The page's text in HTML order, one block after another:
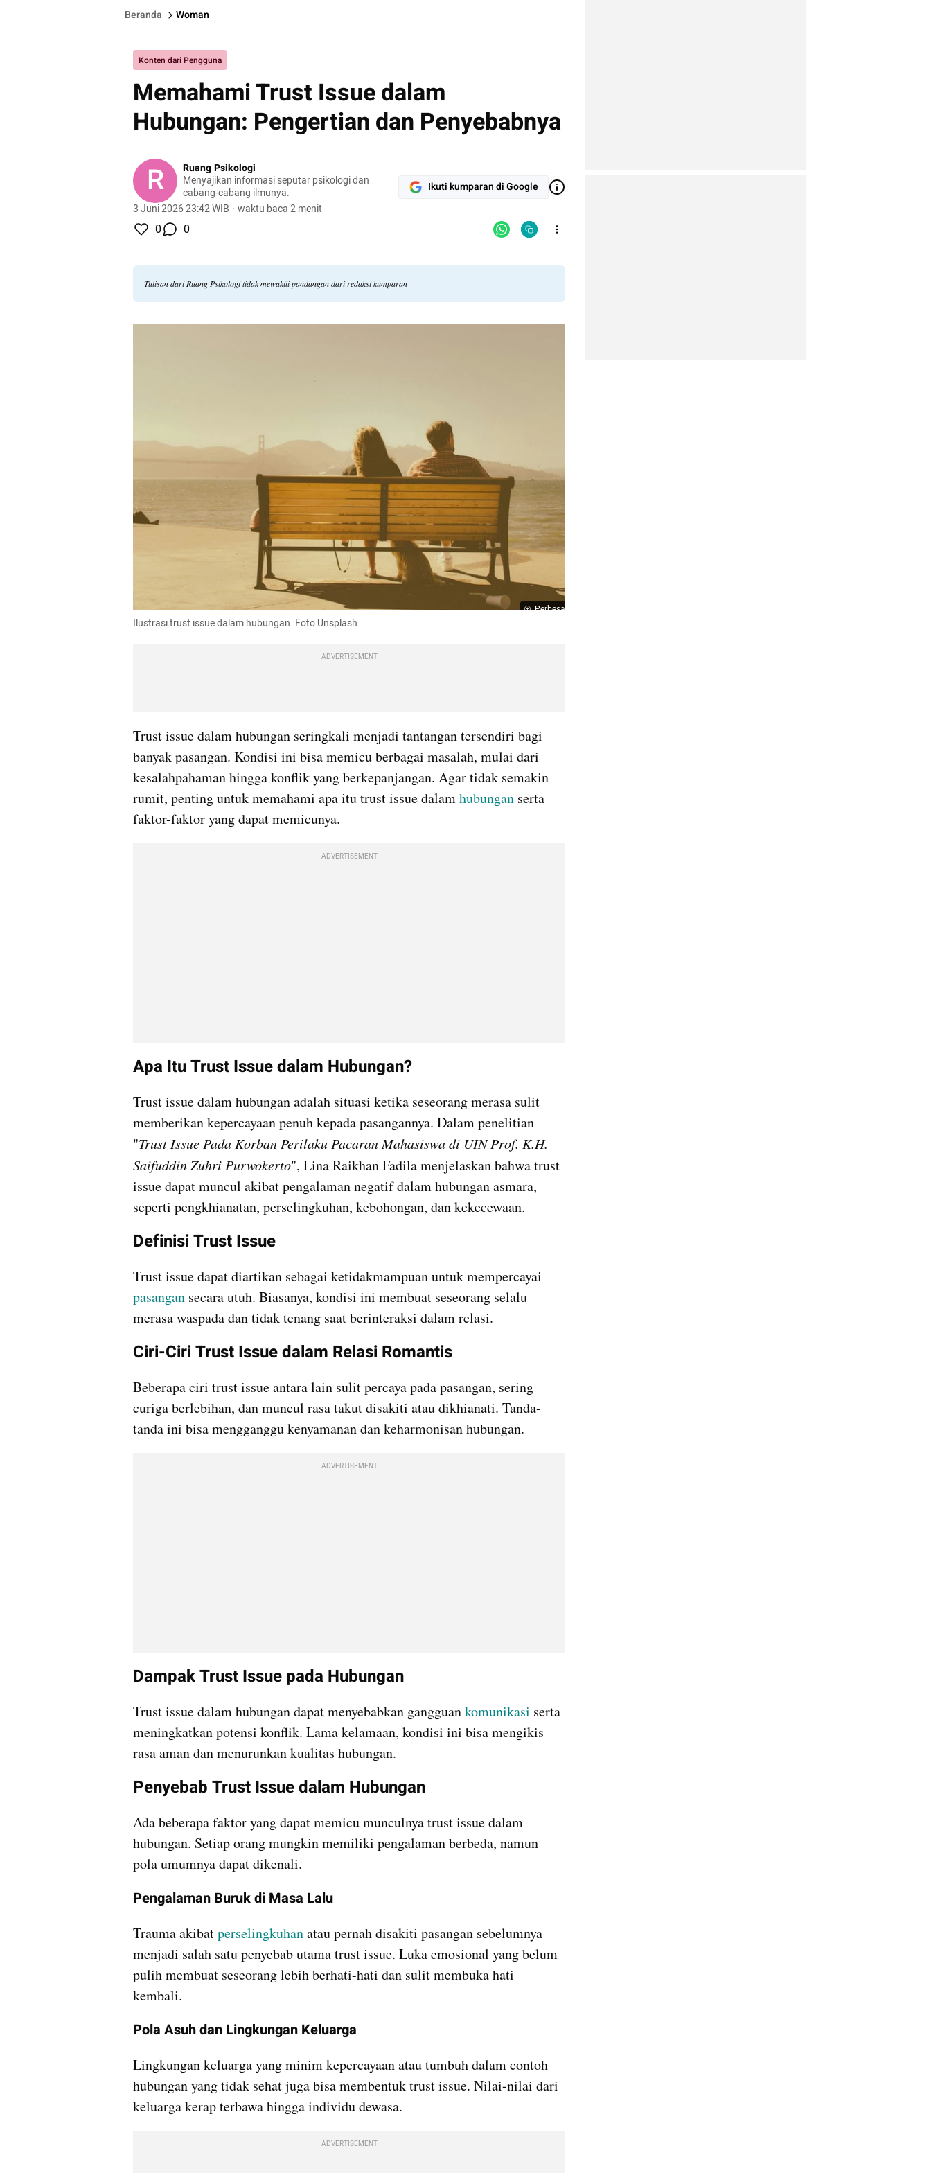
Beranda Woman
Konten dari Pengguna
Memahami Trust Issue dalam
Hubungan: Pengertian dan Penyebabnya
R
Ruang Psikologi
Menyajikan informasi seputar psikologi dan
cabang-cabang ilmunya.
3 Juni 2026 23:42 WIB · waktu baca 2 menit
Ikuti kumparan di Google
0 0
Tulisan dari Ruang Psikologi tidak mewakili pandangan dari redaksi kumparan
Perbesar
Ilustrasi trust issue dalam hubungan. Foto Unsplash.
ADVERTISEMENT
Trust issue dalam hubungan seringkali menjadi tantangan tersendiri bagi
banyak pasangan. Kondisi ini bisa memicu berbagai masalah, mulai dari
kesalahpahaman hingga konflik yang berkepanjangan. Agar tidak semakin
rumit, penting untuk memahami apa itu trust issue dalam hubungan serta
faktor-faktor yang dapat memicunya.
ADVERTISEMENT
Apa Itu Trust Issue dalam Hubungan?
Trust issue dalam hubungan adalah situasi ketika seseorang merasa sulit
memberikan kepercayaan penuh kepada pasangannya. Dalam penelitian
"Trust Issue Pada Korban Perilaku Pacaran Mahasiswa di UIN Prof. K.H.
Saifuddin Zuhri Purwokerto", Lina Raikhan Fadila menjelaskan bahwa trust
issue dapat muncul akibat pengalaman negatif dalam hubungan asmara,
seperti pengkhianatan, perselingkuhan, kebohongan, dan kekecewaan.
Definisi Trust Issue
pasangan secara utuh. Biasanya, kondisi ini membuat seseorang selalu
merasa waspada dan tidak tenang saat berinteraksi dalam relasi.
Ciri-Ciri Trust Issue dalam Relasi Romantis
Beberapa ciri trust issue antara lain sulit percaya pada pasangan, sering
curiga berlebihan, dan muncul rasa takut disakiti atau dikhianati. Tanda-
tanda ini bisa mengganggu kenyamanan dan keharmonisan hubungan.
ADVERTISEMENT
Dampak Trust Issue pada Hubungan
Trust issue dalam hubungan dapat menyebabkan gangguan komunikasi serta
meningkatkan potensi konflik. Lama kelamaan, kondisi ini bisa mengikis
rasa aman dan menurunkan kualitas hubungan.
Penyebab Trust Issue dalam Hubungan
Ada beberapa faktor yang dapat memicu munculnya trust issue dalam
hubungan. Setiap orang mungkin memiliki pengalaman berbeda, namun
pola umumnya dapat dikenali.
Pengalaman Buruk di Masa Lalu
Trauma akibat perselingkuhan atau pernah disakiti pasangan sebelumnya
menjadi salah satu penyebab utama trust issue. Luka emosional yang belum
pulih membuat seseorang lebih berhati-hati dan sulit membuka hati
kembali.
Pola Asuh dan Lingkungan Keluarga
Lingkungan keluarga yang minim kepercayaan atau tumbuh dalam contoh
hubungan yang tidak sehat juga bisa membentuk trust issue. Nilai-nilai dari
keluarga kerap terbawa hingga individu dewasa.
ADVERTISEMENT